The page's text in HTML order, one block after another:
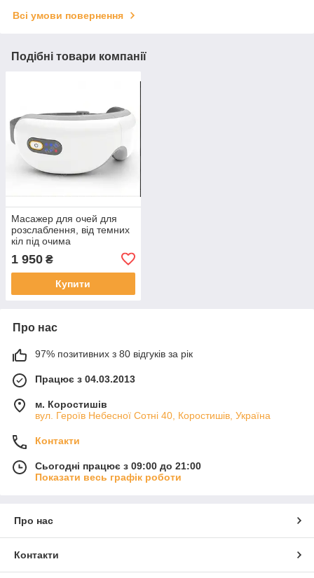
Всі умови повернення
Подібні товари компанії
Масажер для очей для
розслаблення, від темних
кіл під очима
1 950 ₴
Купити
Про нас
97% позитивних з 80 відгуків за рік
Працює з 04.03.2013
м. Коростишів
вул. Героїв Небесної Сотні 40, Коростишів, Україна
Контакти
Сьогодні працює з 09:00 до 21:00
Показати весь графік роботи
Про нас
Контакти